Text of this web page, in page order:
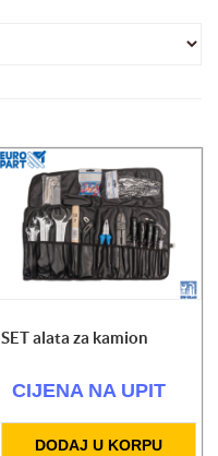
SET alata za kamion
CIJENA NA UPIT
DODAJ U KORPU